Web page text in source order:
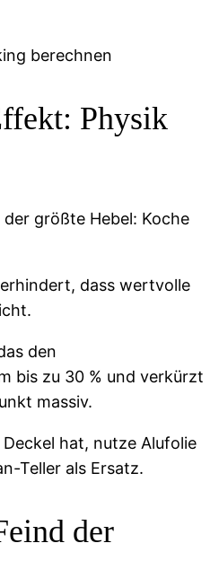
Physik
größte Hebel: Koche
dass wertvolle
den
bis zu 30 % und verkürzt
massiv.
hat, nutze Alufolie
Teller als Ersatz.
der